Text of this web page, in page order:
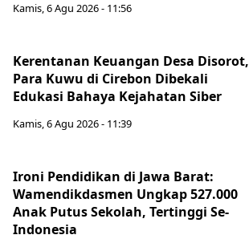
Kamis, 6 Agu 2026 - 11:56
Kerentanan Keuangan Desa Disorot,
Para Kuwu di Cirebon Dibekali
Edukasi Bahaya Kejahatan Siber
Kamis, 6 Agu 2026 - 11:39
Ironi Pendidikan di Jawa Barat:
Wamendikdasmen Ungkap 527.000
Anak Putus Sekolah, Tertinggi Se-
Indonesia